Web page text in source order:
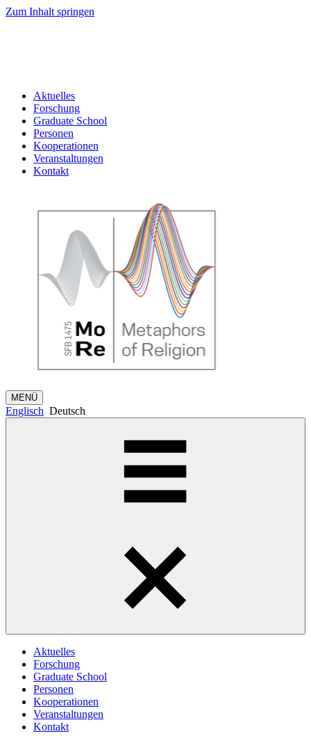
Zum Inhalt springen
Aktuelles
Forschung
Graduate School
Personen
Kooperationen
Veranstaltungen
Kontakt
MENÜ
Englisch Deutsch
Aktuelles
Forschung
Graduate School
Personen
Kooperationen
Veranstaltungen
Kontakt